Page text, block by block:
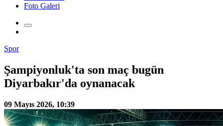
Foto Galeri
Spor
Şampiyonluk'ta son maç bugün
Diyarbakır'da oynanacak
09 Mayıs 2026, 10:39